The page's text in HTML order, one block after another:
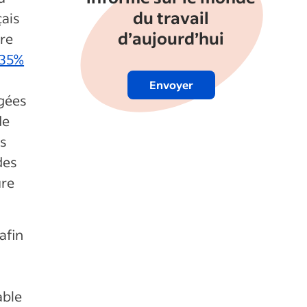
du travail
d’aujourd’hui
Envoyer